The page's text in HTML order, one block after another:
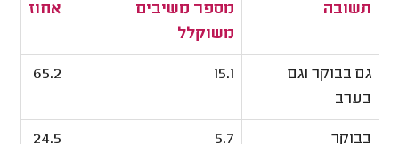
תשובה
מספר משיבים
משוקלל
אחוז
גם בבוקר וגם
בערב
15.1
65.2
בבוקר 5.7
24.5